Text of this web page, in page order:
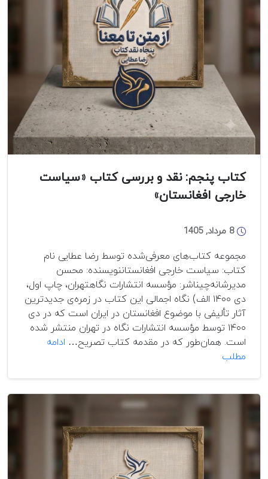
کتاب پنجم: نقد و بررسی کتاب «سیاست
خارجی افغانستان»
8 مرداد, 1405
مجموعه کتاب‌های معرفی‌شده توسط رضا عطایی نام
کتاب: سیاست خارجی افغانستاننویسنده: محسن
مدیرشانه‌چیناشر: مؤسسه انتشارات نگاهتهران، چاپ اول،
دی ۱۴۰۰ الف) نگاه اجمالی این کتاب در زمره‌ی جدیدترین
آثار تألیفی با موضوع افغانستان در ایران است که در دی
۱۴۰۰ توسط مؤسسه انتشارات نگاه در تهران منتشر شده
است. همان‌طور که در مقدمه کتاب تصریح… ادامه
مطلب
کتاب
«سیاست
خارجی
افغانستان»